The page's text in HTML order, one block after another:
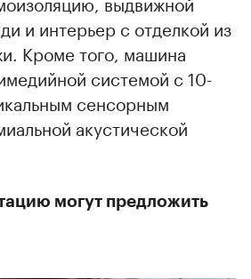
и интерьер с отделкой из
Кроме того, машина
системой с 10-
сенсорным
акустической
могут предложить